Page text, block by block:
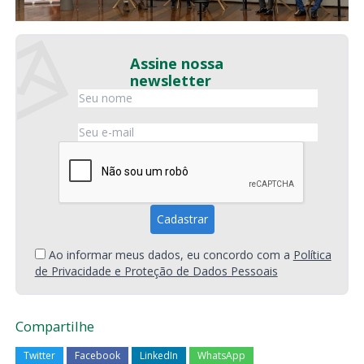
Assine nossa
newsletter
Ao informar meus dados, eu concordo com a Política
de Privacidade e Proteção de Dados Pessoais
Compartilhe
Twitter Facebook LinkedIn WhatsApp